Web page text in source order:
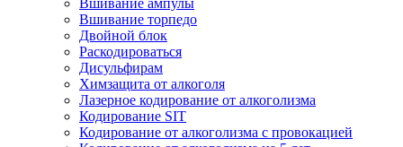
Вшивание ампулы
Вшивание торпедо
Двойной блок
Раскодироваться
Дисульфирам
Химзащита от алкоголя
Лазерное кодирование от алкоголизма
Кодирование SIT
Кодирование от алкоголизма с провокацией